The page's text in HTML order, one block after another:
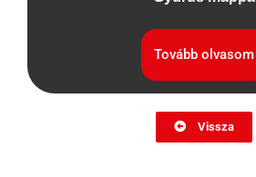
Tovább olvasom
Vissza